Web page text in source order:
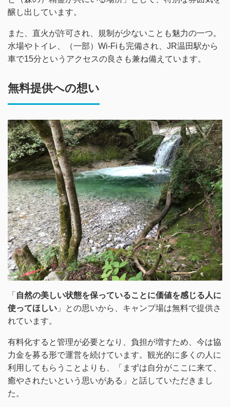
醸し出しています。
また、直火が許可され、規制が少ないことも魅力の一つ。
水場やトイレ、（一部）Wi-Fiも完備され、JR温田駅から
車で15分というアクセスの良さも兼ね備えています。
無料提供への想い
「 自然の美しい状態を保っていることに価値を感じる人に
使ってほしい 」との思いから、キャンプ場は無料で提供さ
れています。
有料化すると管理が必要となり、負担が増すため、今は協
力金を募る形で運営を続けています。観光的に多くの人に
利用してもらうことよりも、「まずは自分がここに来て、
癒やされたいという思いがある」と話していただきまし
た。